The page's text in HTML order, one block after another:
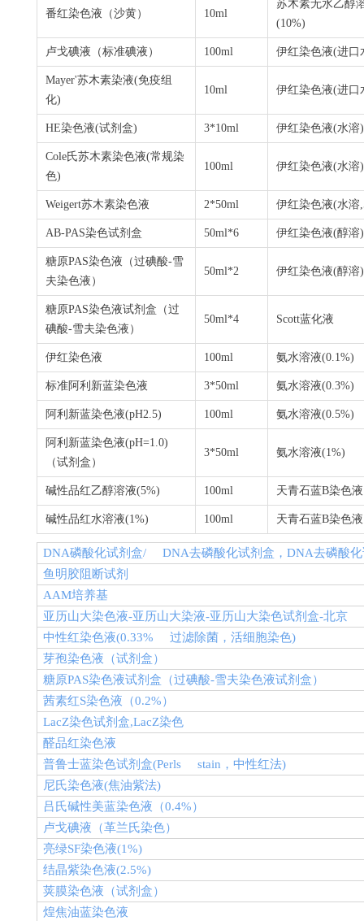
番红染色液（沙黄） 10ml
苏木素无水乙醇
(10%)
卢戈碘液（标准碘液） 100ml 伊红染色液(进口
Mayer'苏木素染液(免疫组
化)
10ml 伊红染色液(进口
HE染色液(试剂盒) 3*10ml 伊红染色液(水溶)
Cole氏苏木素染色液(常规染
色)
100ml 伊红染色液(水溶)
Weigert苏木素染色液 2*50ml 伊红染色液(水溶
AB-PAS染色试剂盒 50ml*6 伊红染色液(醇溶)
糖原PAS染色液（过碘酸-雪
夫染色液）
50ml*2 伊红染色液(醇溶)
糖原PAS染色液试剂盒（过
碘酸-雪夫染色液）
50ml*4 Scott蓝化液
伊红染色液 100ml 氨水溶液(0.1%)
标准阿利新蓝染色液 3*50ml 氨水溶液(0.3%)
阿利新蓝染色液(pH2.5) 100ml 氨水溶液(0.5%)
阿利新蓝染色液(pH=1.0)
（试剂盒）
3*50ml 氨水溶液(1%)
碱性品红乙醇溶液(5%) 100ml 天青石蓝B染色液
碱性品红水溶液(1%) 100ml 天青石蓝B染色液
DNA磷酸化试剂盒/ DNA去磷酸化试剂盒， DNA去磷酸
鱼明胶阻断试剂
AAM培养基
亚历山大染色液-亚历山大染液-亚历山大染色试剂盒-北京
中性红染色液(0.33% 过滤除菌，活细胞染色)
芽孢染色液（试剂盒）
糖原PAS染色液试剂盒（过碘酸-雪夫染色液试剂盒）
茜素红S染色液（0.2%）
LacZ染色试剂盒,LacZ染色
醛品红染色液
普鲁士蓝染色试剂盒(Perls stain ，中性红法)
尼氏染色液(焦油紫法)
吕氏碱性美蓝染色液（0.4%）
卢戈碘液（革兰氏染色）
亮绿SF染色液(1%)
结晶紫染色液(2.5%)
荚膜染色液（试剂盒）
煌焦油蓝染色液